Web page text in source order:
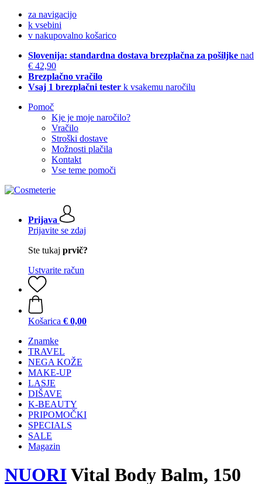
za navigacijo
k vsebini
v nakupovalno košarico
Slovenija: standardna dostava brezplačna za pošiljke nad
€ 42,90
Brezplačno vračilo
Vsaj 1 brezplačni tester k vsakemu naročilu
Pomoč
Kje je moje naročilo?
Vračilo
Stroški dostave
Možnosti plačila
Kontakt
Vse teme pomoči
Prijava
Prijavite se zdaj
Ste tukaj prvič?
Ustvarite račun
Košarica € 0,00
Znamke
TRAVEL
NEGA KOŽE
MAKE-UP
LASJE
DIŠAVE
K-BEAUTY
PRIPOMOČKI
SPECIALS
SALE
Magazin
NUORIVital Body Balm, 150